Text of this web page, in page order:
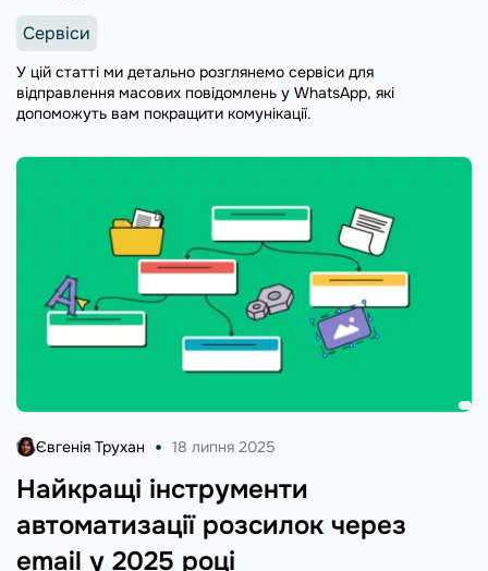
Сервіси
У цій статті ми детально розглянемо сервіси для
відправлення масових повідомлень у WhatsApp, які
допоможуть вам покращити комунікації.
Найкращі інструменти
автоматизації розсилок через
email у 2025 році
Євгенія Трухан 18 липня 2025